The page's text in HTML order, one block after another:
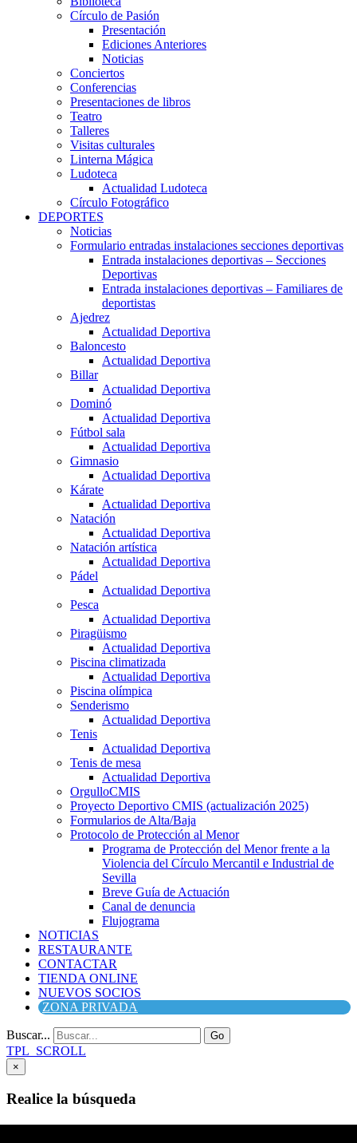
Círculo de Pasión
Presentación
Ediciones Anteriores
Noticias
Conciertos
Conferencias
Presentaciones de libros
Teatro
Talleres
Visitas culturales
Linterna Mágica
Ludoteca
Actualidad Ludoteca
Círculo Fotográfico
DEPORTES
Noticias
Formulario entradas instalaciones secciones deportivas
Entrada instalaciones deportivas – Secciones
Deportivas
Entrada instalaciones deportivas – Familiares de
deportistas
Ajedrez
Actualidad Deportiva
Baloncesto
Actualidad Deportiva
Billar
Actualidad Deportiva
Dominó
Actualidad Deportiva
Fútbol sala
Actualidad Deportiva
Gimnasio
Actualidad Deportiva
Kárate
Actualidad Deportiva
Natación
Actualidad Deportiva
Natación artística
Actualidad Deportiva
Pádel
Actualidad Deportiva
Pesca
Actualidad Deportiva
Piragüismo
Actualidad Deportiva
Piscina climatizada
Actualidad Deportiva
Piscina olímpica
Senderismo
Actualidad Deportiva
Tenis
Actualidad Deportiva
Tenis de mesa
Actualidad Deportiva
OrgulloCMIS
Proyecto Deportivo CMIS (actualización 2025)
Formularios de Alta/Baja
Protocolo de Protección al Menor
Programa de Protección del Menor frente a la
Violencia del Círculo Mercantil e Industrial de
Sevilla
Breve Guía de Actuación
Canal de denuncia
Flujograma
NOTICIAS
RESTAURANTE
CONTACTAR
TIENDA ONLINE
NUEVOS SOCIOS
ZONA PRIVADA
Buscar... Go
TPL_SCROLL
×
Realice la búsqueda